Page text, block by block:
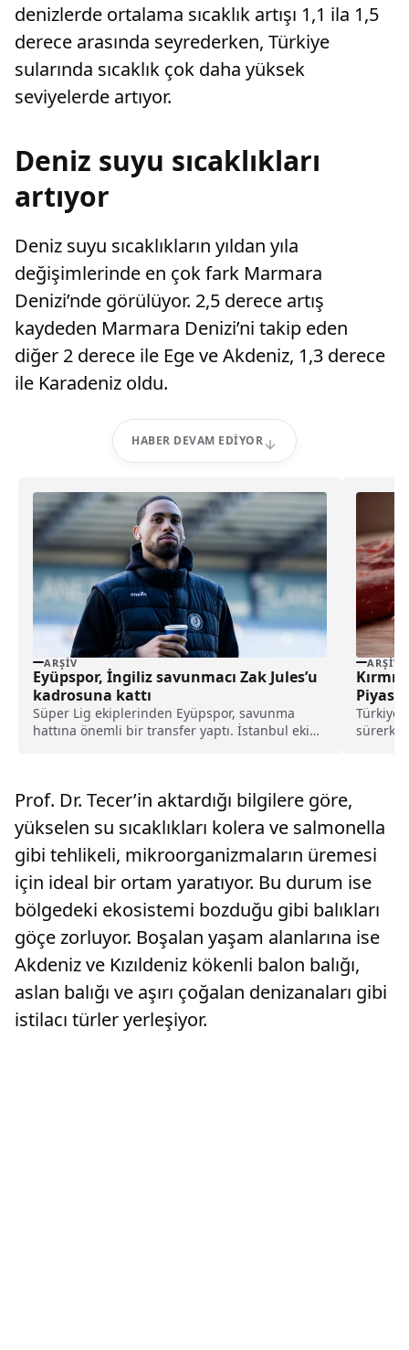
denizlerde ortalama sıcaklık artışı 1,1 ila 1,5
derece arasında seyrederken, Türkiye
sularında sıcaklık çok daha yüksek
seviyelerde artıyor.
Deniz suyu sıcaklıkları
artıyor
Deniz suyu sıcaklıkların yıldan yıla
değişimlerinde en çok fark Marmara
Denizi’nde görülüyor. 2,5 derece artış
kaydeden Marmara Denizi’ni takip eden
diğer 2 derece ile Ege ve Akdeniz, 1,3 derece
ile Karadeniz oldu.
HABER DEVAM EDIYOR
ARŞIV
Eyüpspor, İngiliz savunmacı Zak Jules’u
kadrosuna kattı
Süper Lig ekiplerinden Eyüpspor, savunma
hattına önemli bir transfer yaptı. İstanbul ekibi,
ARŞIV
Türkiye
Prof. Dr. Tecer’in aktardığı bilgilere göre,
yükselen su sıcaklıkları kolera ve salmonella
gibi tehlikeli, mikroorganizmaların üremesi
için ideal bir ortam yaratıyor. Bu durum ise
bölgedeki ekosistemi bozduğu gibi balıkları
göçe zorluyor. Boşalan yaşam alanlarına ise
Akdeniz ve Kızıldeniz kökenli balon balığı,
aslan balığı ve aşırı çoğalan denizanaları gibi
istilacı türler yerleşiyor.